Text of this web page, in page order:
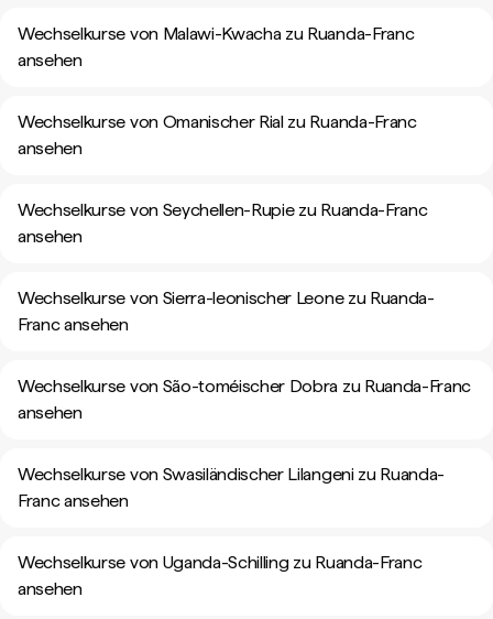
Wechselkurse von Malawi-Kwacha zu Ruanda-Franc
ansehen
Wechselkurse von Omanischer Rial zu Ruanda-Franc
ansehen
Wechselkurse von Seychellen-Rupie zu Ruanda-Franc
ansehen
Wechselkurse von Sierra-leonischer Leone zu Ruanda-
Franc ansehen
Wechselkurse von São-toméischer Dobra zu Ruanda-Franc
ansehen
Wechselkurse von Swasiländischer Lilangeni zu Ruanda-
Franc ansehen
Wechselkurse von Uganda-Schilling zu Ruanda-Franc
ansehen